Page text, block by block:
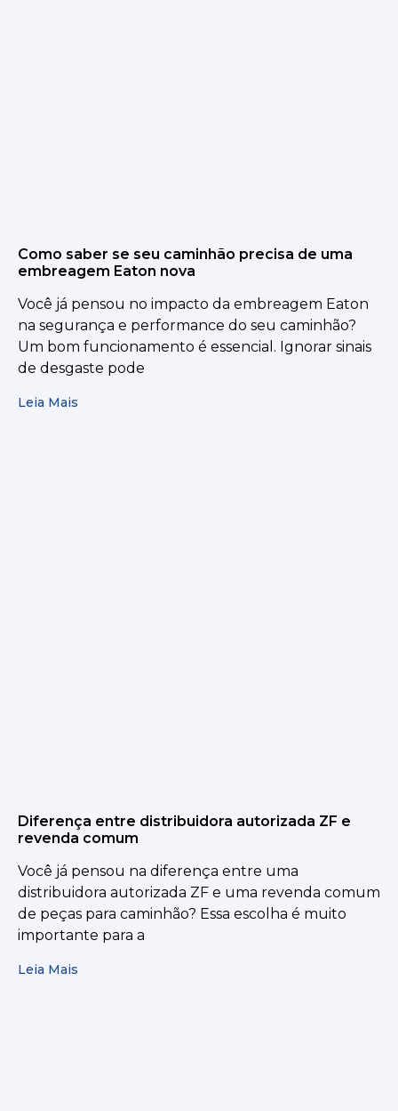
Como saber se seu caminhão precisa de uma
embreagem Eaton nova
Você já pensou no impacto da embreagem Eaton
na segurança e performance do seu caminhão?
Um bom funcionamento é essencial. Ignorar sinais
de desgaste pode
Leia Mais
Diferença entre distribuidora autorizada ZF e
revenda comum
Você já pensou na diferença entre uma
distribuidora autorizada ZF e uma revenda comum
de peças para caminhão? Essa escolha é muito
importante para a
Leia Mais